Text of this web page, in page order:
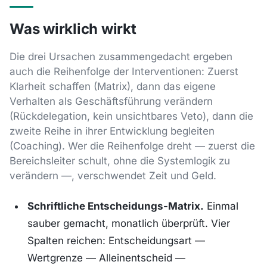
Was wirklich wirkt
Die drei Ursachen zusammengedacht ergeben
auch die Reihenfolge der Interventionen: Zuerst
Klarheit schaffen (Matrix), dann das eigene
Verhalten als Geschäftsführung verändern
(Rückdelegation, kein unsichtbares Veto), dann die
zweite Reihe in ihrer Entwicklung begleiten
(Coaching). Wer die Reihenfolge dreht — zuerst die
Bereichsleiter schult, ohne die Systemlogik zu
verändern —, verschwendet Zeit und Geld.
Schriftliche Entscheidungs-Matrix. Einmal
sauber gemacht, monatlich überprüft. Vier
Spalten reichen: Entscheidungsart —
Wertgrenze — Alleinentscheid —